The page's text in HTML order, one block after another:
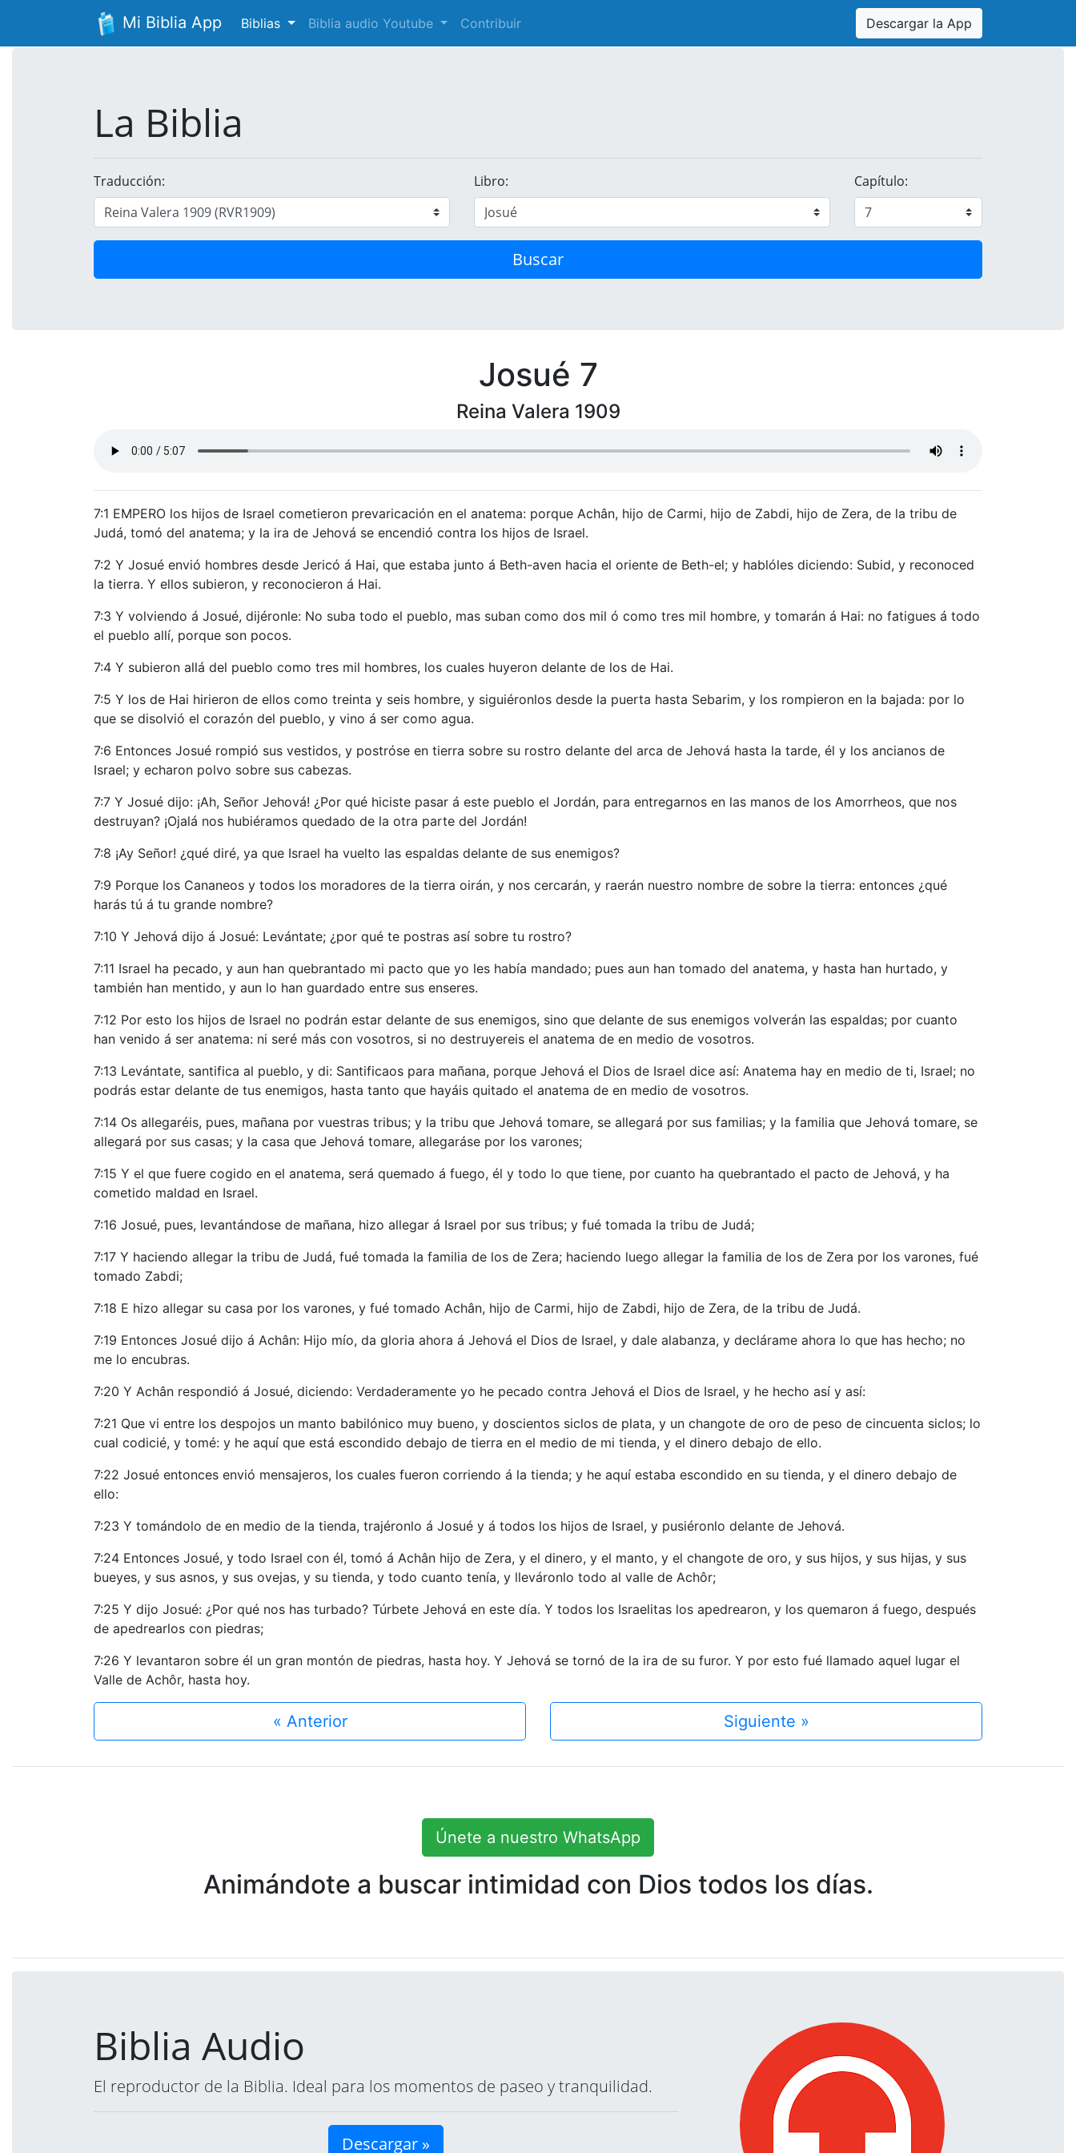
Mi Biblia App Biblias Biblia audio Youtube Contribuir Descargar la App
La Biblia
Traducción: Libro: Capítulo:
Buscar
Josué 7
Reina Valera 1909
7:1 EMPERO los hijos de Israel cometieron prevaricación en el anatema: porque Achân, hijo de Carmi, hijo de Zabdi, hijo de Zera, de la tribu de
Judá, tomó del anatema; y la ira de Jehová se encendió contra los hijos de Israel.
7:2 Y Josué envió hombres desde Jericó á Hai, que estaba junto á Beth-aven hacia el oriente de Beth-el; y hablóles diciendo: Subid, y reconoced
la tierra. Y ellos subieron, y reconocieron á Hai.
7:3 Y volviendo á Josué, dijéronle: No suba todo el pueblo, mas suban como dos mil ó como tres mil hombre, y tomarán á Hai: no fatigues á todo
el pueblo allí, porque son pocos.
7:4 Y subieron allá del pueblo como tres mil hombres, los cuales huyeron delante de los de Hai.
7:5 Y los de Hai hirieron de ellos como treinta y seis hombre, y siguiéronlos desde la puerta hasta Sebarim, y los rompieron en la bajada: por lo
que se disolvió el corazón del pueblo, y vino á ser como agua.
7:6 Entonces Josué rompió sus vestidos, y postróse en tierra sobre su rostro delante del arca de Jehová hasta la tarde, él y los ancianos de
Israel; y echaron polvo sobre sus cabezas.
7:7 Y Josué dijo: ¡Ah, Señor Jehová! ¿Por qué hiciste pasar á este pueblo el Jordán, para entregarnos en las manos de los Amorrheos, que nos
destruyan? ¡Ojalá nos hubiéramos quedado de la otra parte del Jordán!
7:8 ¡Ay Señor! ¿qué diré, ya que Israel ha vuelto las espaldas delante de sus enemigos?
7:9 Porque los Cananeos y todos los moradores de la tierra oirán, y nos cercarán, y raerán nuestro nombre de sobre la tierra: entonces ¿qué
harás tú á tu grande nombre?
7:10 Y Jehová dijo á Josué: Levántate; ¿por qué te postras así sobre tu rostro?
7:11 Israel ha pecado, y aun han quebrantado mi pacto que yo les había mandado; pues aun han tomado del anatema, y hasta han hurtado, y
también han mentido, y aun lo han guardado entre sus enseres.
7:12 Por esto los hijos de Israel no podrán estar delante de sus enemigos, sino que delante de sus enemigos volverán las espaldas; por cuanto
han venido á ser anatema: ni seré más con vosotros, si no destruyereis el anatema de en medio de vosotros.
7:13 Levántate, santifica al pueblo, y di: Santificaos para mañana, porque Jehová el Dios de Israel dice así: Anatema hay en medio de ti, Israel; no
podrás estar delante de tus enemigos, hasta tanto que hayáis quitado el anatema de en medio de vosotros.
7:14 Os allegaréis, pues, mañana por vuestras tribus; y la tribu que Jehová tomare, se allegará por sus familias; y la familia que Jehová tomare, se
allegará por sus casas; y la casa que Jehová tomare, allegaráse por los varones;
7:15 Y el que fuere cogido en el anatema, será quemado á fuego, él y todo lo que tiene, por cuanto ha quebrantado el pacto de Jehová, y ha
cometido maldad en Israel.
7:16 Josué, pues, levantándose de mañana, hizo allegar á Israel por sus tribus; y fué tomada la tribu de Judá;
7:17 Y haciendo allegar la tribu de Judá, fué tomada la familia de los de Zera; haciendo luego allegar la familia de los de Zera por los varones, fué
tomado Zabdi;
7:18 E hizo allegar su casa por los varones, y fué tomado Achân, hijo de Carmi, hijo de Zabdi, hijo de Zera, de la tribu de Judá.
7:19 Entonces Josué dijo á Achân: Hijo mío, da gloria ahora á Jehová el Dios de Israel, y dale alabanza, y declárame ahora lo que has hecho; no
me lo encubras.
7:20 Y Achân respondió á Josué, diciendo: Verdaderamente yo he pecado contra Jehová el Dios de Israel, y he hecho así y así:
7:21 Que vi entre los despojos un manto babilónico muy bueno, y doscientos siclos de plata, y un changote de oro de peso de cincuenta siclos; lo
cual codicié, y tomé: y he aquí que está escondido debajo de tierra en el medio de mi tienda, y el dinero debajo de ello.
7:22 Josué entonces envió mensajeros, los cuales fueron corriendo á la tienda; y he aquí estaba escondido en su tienda, y el dinero debajo de
ello:
7:23 Y tomándolo de en medio de la tienda, trajéronlo á Josué y á todos los hijos de Israel, y pusiéronlo delante de Jehová.
7:24 Entonces Josué, y todo Israel con él, tomó á Achân hijo de Zera, y el dinero, y el manto, y el changote de oro, y sus hijos, y sus hijas, y sus
bueyes, y sus asnos, y sus ovejas, y su tienda, y todo cuanto tenía, y lleváronlo todo al valle de Achôr;
7:25 Y dijo Josué: ¿Por qué nos has turbado? Túrbete Jehová en este día. Y todos los Israelitas los apedrearon, y los quemaron á fuego, después
de apedrearlos con piedras;
7:26 Y levantaron sobre él un gran montón de piedras, hasta hoy. Y Jehová se tornó de la ira de su furor. Y por esto fué llamado aquel lugar el
Valle de Achôr, hasta hoy.
« Anterior Siguiente »
Únete a nuestro WhatsApp
Animándote a buscar intimidad con Dios todos los días.
Biblia Audio
El reproductor de la Biblia. Ideal para los momentos de paseo y tranquilidad.
Descargar »